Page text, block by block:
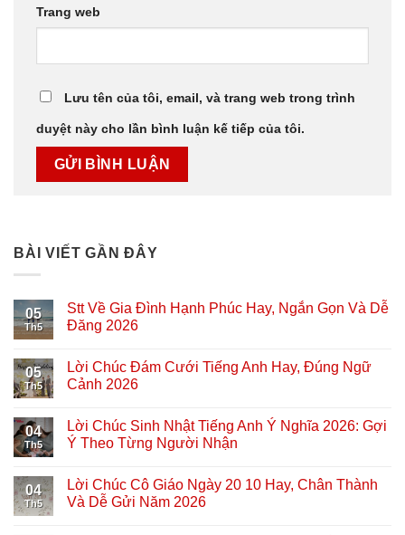
Trang web
Lưu tên của tôi, email, và trang web trong trình
duyệt này cho lần bình luận kế tiếp của tôi.
BÀI VIẾT GẦN ĐÂY
05
Th5
Stt Về Gia Đình Hạnh Phúc Hay, Ngắn Gọn Và Dễ
Đăng 2026
05
Th5
Lời Chúc Đám Cưới Tiếng Anh Hay, Đúng Ngữ
Cảnh 2026
04
Th5
Lời Chúc Sinh Nhật Tiếng Anh Ý Nghĩa 2026: Gợi
Ý Theo Từng Người Nhận
04
Th5
Lời Chúc Cô Giáo Ngày 20 10 Hay, Chân Thành
Và Dễ Gửi Năm 2026